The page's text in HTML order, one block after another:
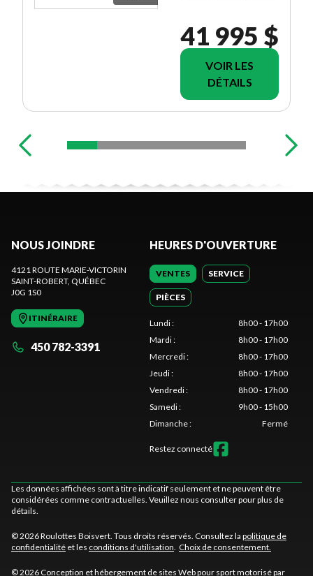
41 995 $
VOIR LES
DÉTAILS
NOUS JOINDRE
4121 ROUTE MARIE-VICTORIN
SAINT-ROBERT, QUÉBEC
J0G 1S0
ITINÉRAIRE
450 782-3391
HEURES D'OUVERTURE
VENTES SERVICE
PIÈCES
Lundi:
8h00 - 17h00
Mardi:
8h00 - 17h00
Mercredi:
8h00 - 17h00
Jeudi:
8h00 - 17h00
Vendredi:
8h00 - 17h00
Samedi:
9h00 - 15h00
Dimanche: Fermé
Restez connecté
Les données affichées sont à titre indicatif seulement et ne peuvent être
considérées comme contractuelles. Veuillez nous consulter pour plus de
détails.
© 2026 Roulottes Boisvert. Tous droits réservés. Consultez la politique de
confidentialité et les conditions d'utilisation Choix de consentement.
© 2026 Conception et hébergement de sites Web pour sport motorisé par